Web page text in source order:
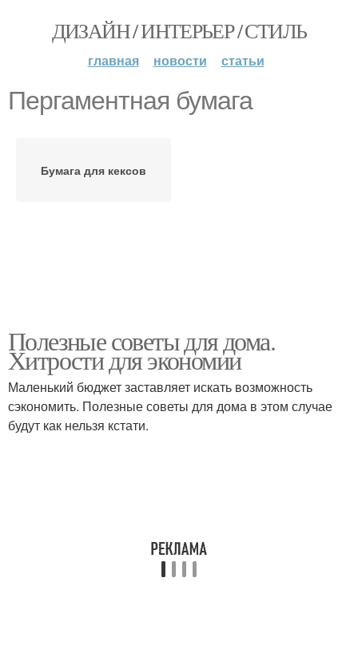
ДИЗАЙН / ИНТЕРЬЕР / СТИЛЬ
главная новости статьи
Пергаментная бумага
Бумага для кексов
Полезные советы для дома.
Хитрости для экономии
Маленький бюджет заставляет искать возможность
сэкономить. Полезные советы для дома в этом случае
будут как нельзя кстати.